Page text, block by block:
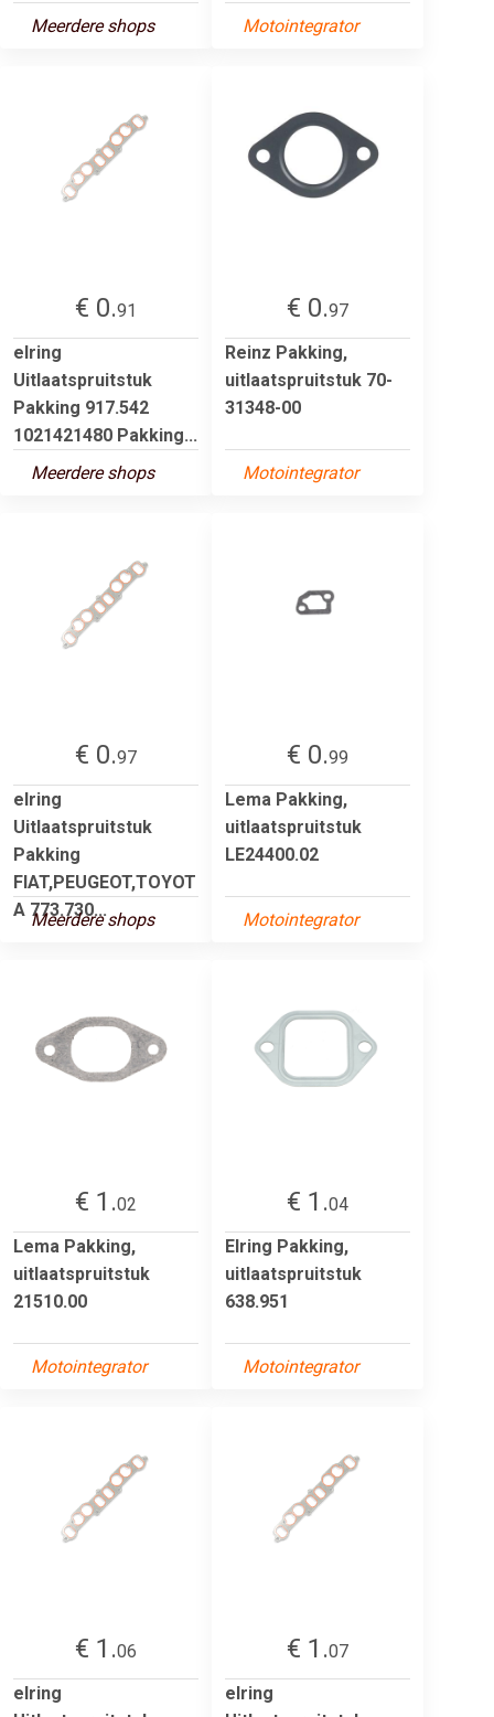
Meerdere shops
Motointegrator
€ 0.91
elring
Uitlaatspruitstuk
Pakking 917.542
1021421480 Pakking...
Meerdere shops
€ 0.97
Reinz Pakking,
uitlaatspruitstuk 70-
31348-00
Motointegrator
€ 0.97
elring
Uitlaatspruitstuk
Pakking
FIAT,PEUGEOT,TOYOT
A 773.730...
Meerdere shops
€ 0.99
Lema Pakking,
uitlaatspruitstuk
LE24400.02
Motointegrator
€ 1.02
Lema Pakking,
uitlaatspruitstuk
21510.00
Motointegrator
€ 1.04
Elring Pakking,
uitlaatspruitstuk
638.951
Motointegrator
€ 1.06
elring
€ 1.07
elring